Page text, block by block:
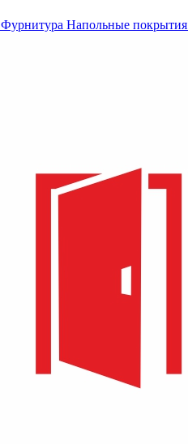
Фурнитура Напольные покрытия